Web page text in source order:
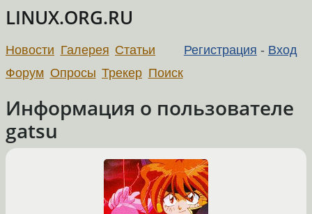
LINUX.ORG.RU
Регистрация - Вход
Новости Галерея Статьи
Форум Опросы Трекер Поиск
Информация о пользователе
gatsu